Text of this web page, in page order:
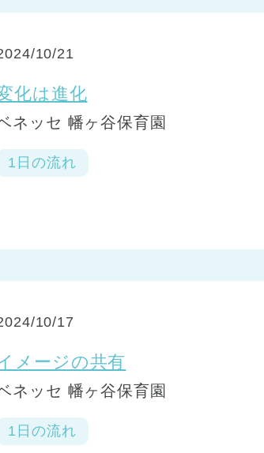
10/21
化は進化
ネッセ 幡ヶ谷保育園
1日の流れ
10/17
メージの共有
ネッセ 幡ヶ谷保育園
1日の流れ